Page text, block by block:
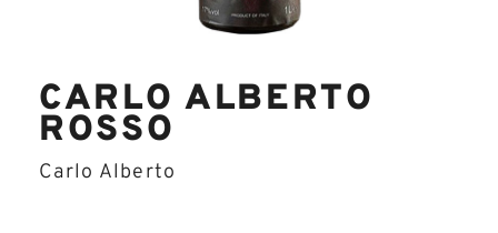
CARLO ALBERTO
ROSSO
Carlo Alberto